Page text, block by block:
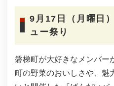
9月17日（月曜日
ュー祭り
磐梯町が大好きなメンバー
町の野菜のおいしさや、魅